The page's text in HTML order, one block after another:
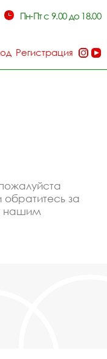
Пн-Пт с 9.00 до 18.00
Регистрация
обратитесь за
нашим